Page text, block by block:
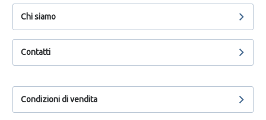
Chi siamo
Contatti
Condizioni di vendita